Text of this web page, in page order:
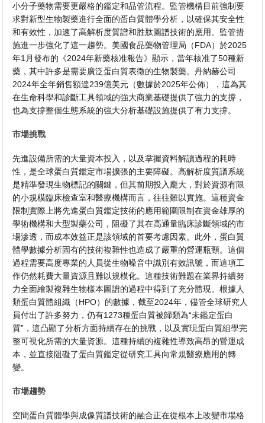
小分子藥物需要更嚴格的鑑定和品管流程。監管機構目前強制要
求對新型生物製藥進行全面的蛋白質體學分析，以確保其安全性
和有效性，加速了高解析度質譜和胜肽圖譜技術的應用。監管措
施進一步強化了這一趨勢。美國食品藥物管理局（FDA）於2025
年1月發布的《2024年新藥核准報告》顯示，當年核准了50種新
藥，其中許多是需要廣泛蛋白質表徵的生物製藥。丹納赫公司
2024年全年銷售額達239億美元（數據於2025年公佈），這為其
在生命科學和診斷工具領域的強大商業基礎提供了強力的支撐，
也為支撐整個生態系統的強大分析基礎設施提供了有力支撐。
市場挑戰
先進設備所需的大量資本投入，以及掌握資料解讀過程的耗時
性，是全球蛋白質鑑定市場擴張的主要障礙。高解析度質譜系統
是精準發現生物標記的關鍵，但其前期投入龐大，對於資源有限
的小規模臨床檢查室和醫療機構而言，往往難以實施。這種資金
限制實際上將先進蛋白質鑑定技術的應用範圍限制在資金雄厚的
學術機構和大型製藥公司，阻礙了其在高通量臨床診斷領域的市
場滲透，而成本效益正是該領域的首要考慮因素。此外，蛋白質
體學數據分析固有的技術複雜性也造成了嚴重的營運瓶頸。這個
過程需要高度專業的人員從生物噪音中識別有效訊號，而這項工
作仍然耗費大量資源且難以規模化。這種技術難題在業界持續努
力全面繪製複雜生物樣本圖譜的過程中得到了充分體現。根據人
類蛋白質體組織（HPO）的數據，截至2024年，儘管全球研究人
員付出了許多努力，仍有1273種蛋白質被歸類為“未鑑定蛋白
質”，這凸顯了分析方面持續存在的挑戰，以及實現蛋白質組學完
整可視化所需的大量資源。這種持續的複雜性導致高昂的營運成
本，並直接阻礙了蛋白質鑑定從研究工具向常規醫療應用的轉
變。
市場趨勢
空間蛋白質體學與成像質譜技術的融合正在從根本上改變市場格